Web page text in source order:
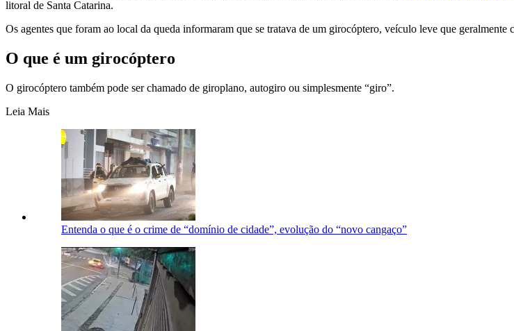
litoral de Santa Catarina.
Os agentes que foram ao local da queda informaram que se tratava de um girocóptero, veículo leve que geralmente
O que é um girocóptero
O girocóptero também pode ser chamado de giroplano, autogiro ou simplesmente “giro”.
Leia Mais
Entenda o que é o crime de “domínio de cidade”, evolução do “novo cangaço”